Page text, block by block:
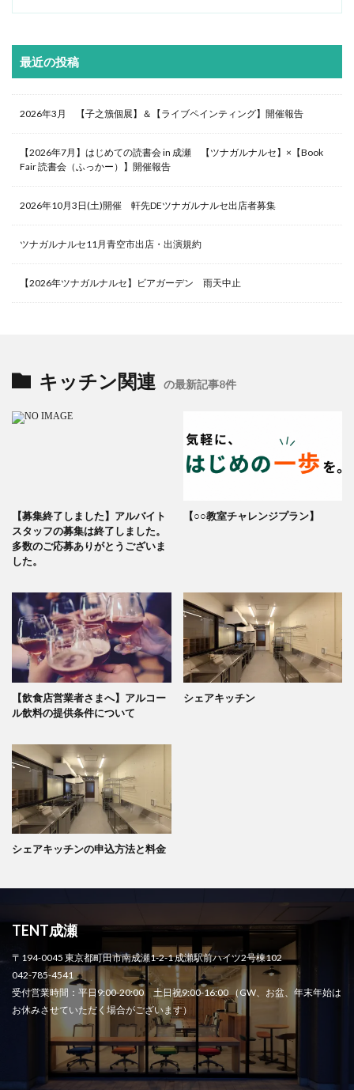
最近の投稿
2026年3月 【子之籏個展】＆【ライブペインティング】開催報告
【2026年7月】はじめての読書会 in 成瀬 【ツナガルナルセ】×【Book
Fair 読書会（ふっかー）】開催報告
2026年10月3日(土)開催 軒先DEツナガルナルセ出店者募集
ツナガルナルセ11月青空市出店・出演規約
【2026年ツナガルナルセ】ビアガーデン 雨天中止
キッチン関連 の最新記事8件
【募集終了しました】アルバイト
スタッフの募集は終了しました。
多数のご応募ありがとうございま
した。
【○○教室チャレンジプラン】
【飲食店営業者さまへ】アルコー
ル飲料の提供条件について
シェアキッチン
シェアキッチンの申込方法と料金
TENT成瀬
〒194-0045 東京都町田市南成瀬1-2-1 成瀬駅前ハイツ2号棟102
042-785-4541
受付営業時間：平日9:00-20:00 土日祝9:00-16:00 （GW、お盆、年末年始は
お休みさせていただく場合がございます）